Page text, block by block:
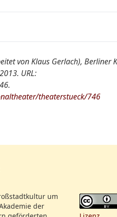
die Advokaten, Sch. in 5.
Quart 180
von Klaus Gerlach), Berliner
URL:
theaterstueck/746
um
der